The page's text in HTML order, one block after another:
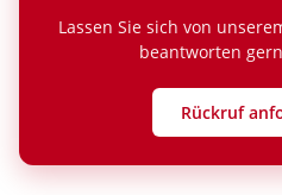
Lassen Sie sich von
beantworten
Rückruf